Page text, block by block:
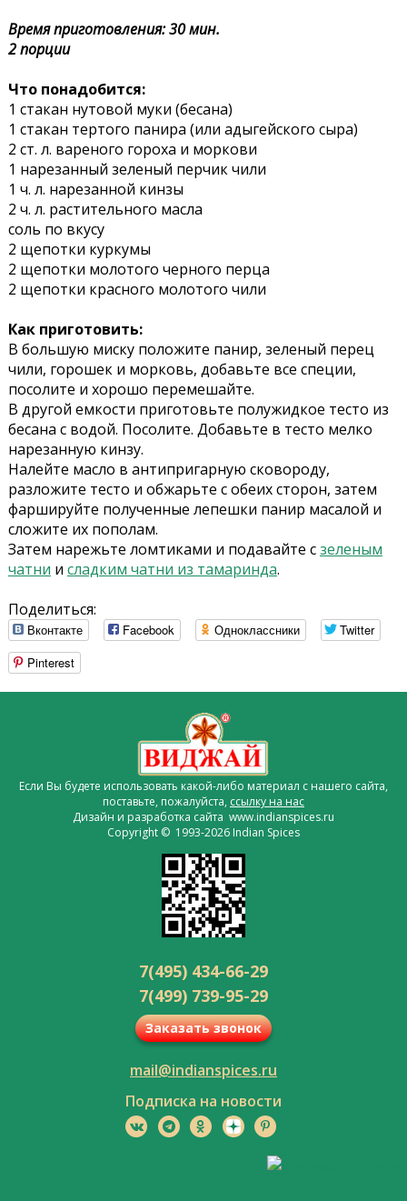
Время приготовления: 30 мин.
2 порции
Что понадобится:
1 стакан нутовой муки (бесана)
1 стакан тертого панира (или адыгейского сыра)
2 ст. л. вареного гороха и моркови
1 нарезанный зеленый перчик чили
1 ч. л. нарезанной кинзы
2 ч. л. растительного масла
соль по вкусу
2 щепотки куркумы
2 щепотки молотого черного перца
2 щепотки красного молотого чили
Как приготовить:
В большую миску положите панир, зеленый перец
чили, горошек и морковь, добавьте все специи,
посолите и хорошо перемешайте.
В другой емкости приготовьте полужидкое тесто из
бесана с водой. Посолите. Добавьте в тесто мелко
нарезанную кинзу.
Налейте масло в антипригарную сковороду,
разложите тесто и обжарьте с обеих сторон, затем
фаршируйте полученные лепешки панир масалой и
сложите их пополам.
Затем нарежьте ломтиками и подавайте сзеленым
чатни и сладким чатни из тамаринда.
Поделиться:
Вконтакте Facebook Одноклассники
Twitter
Pinterest
Если Вы будете использовать какой-либо материал с нашего сайта,
поставьте, пожалуйста, ссылку на нас
Дизайн и разработка сайта www.indianspices.ru
Copyright © 1993-2026 Indian Spices
7(495) 434-66-29
7(499) 739-95-29
Заказать звонок
mail@indianspices.ru
Подписка на новости